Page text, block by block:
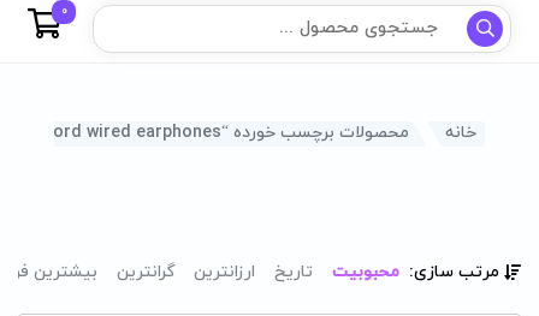
0
خانه محصولات برچسب خورده “nord wired earphones”
مرتب سازی: محبوبیت تاریخ ارزانترین گرانترین بیشترین